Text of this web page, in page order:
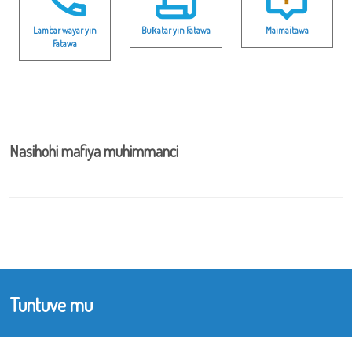
Lambar wayar yin
Fatawa
Buƙatar yin Fatawa Maimaitawa
Nasihohi mafiya muhimmanci
Tuntuve mu